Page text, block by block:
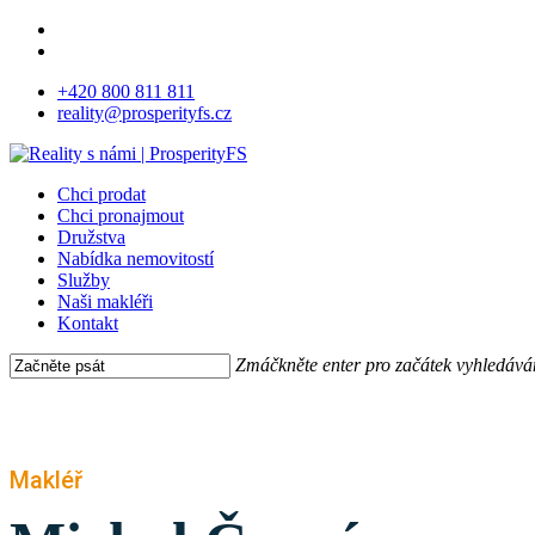
Skip
content+420 800 811 811
reality@prosperityfs.cz
Menu
Chci prodat
Chci pronajmout
Družstva
Nabídka nemovitostí
Služby
Naši makléři
Kontakt
Zmáčkněte enter pro začátek
Makléř